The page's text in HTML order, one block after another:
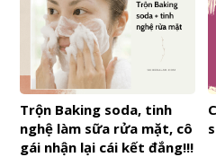
Trộn Baking soda, tinh
nghệ làm sữa rửa mặt, cô
gái nhận lại cái kết đắng!!!